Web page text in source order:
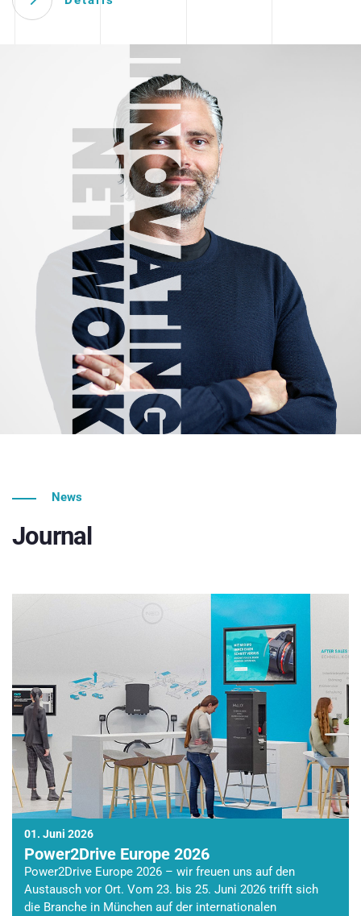
News
Journal
01. Juni 2026
Power2Drive Europe 2026
Power2Drive Europe 2026 – wir freuen uns auf den
Austausch vor Ort. Vom 23. bis 25. Juni 2026 trifft sich
die Branche in München auf der internationalen